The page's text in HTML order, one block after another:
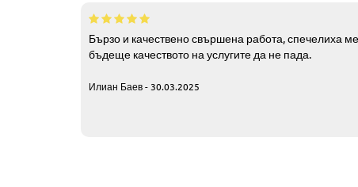
Бързо и качествено свършена работа, спечелиха
бъдеще качеството на услугите да не пада.
Илиан Баев - 30.03.2025